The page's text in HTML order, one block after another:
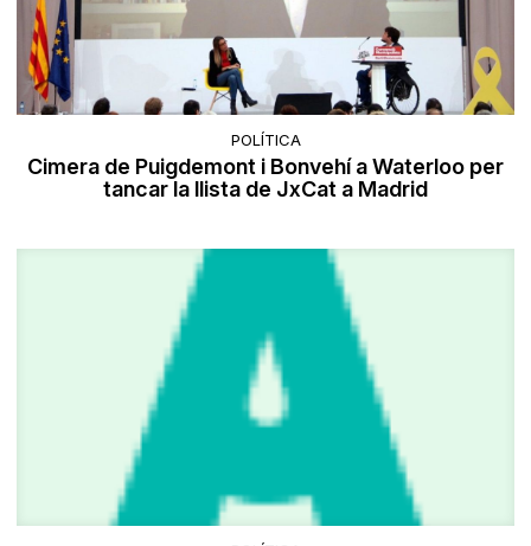
POLÍTICA
Cimera de Puigdemont i Bonvehí a Waterloo per
tancar la llista de JxCat a Madrid